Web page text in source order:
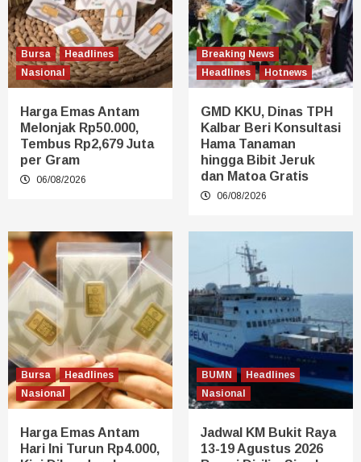
Bursa
Headlines
Nasional
Harga Emas Antam
Melonjak Rp50.000,
Tembus Rp2,679 Juta
per Gram
06/08/2026
Breaking News
Headlines
Hotnews
GMD KKU, Dinas TPH
Kalbar Beri Konsultasi
Hama Tanaman
hingga Bibit Jeruk
dan Matoa Gratis
06/08/2026
Bursa
Headlines
Nasional
Harga Emas Antam
Hari Ini Turun Rp4.000,
BUMN
Headlines
Nasional
Jadwal KM Bukit Raya
13-19 Agustus 2026